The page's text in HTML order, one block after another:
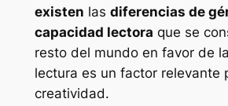
existen las diferencias de
capacidad lectora que se
resto del mundo en favor de
lectura es un factor relevante
creatividad.